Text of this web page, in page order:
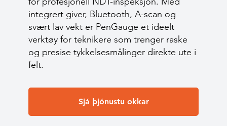
integrert giver, Bluetooth, A-scan og
svært lav vekt er PenGauge et ideelt
verktøy for teknikere som trenger raske
og presise tykkelsesmålinger direkte ute i
felt.
Sjá þjónustu okkar